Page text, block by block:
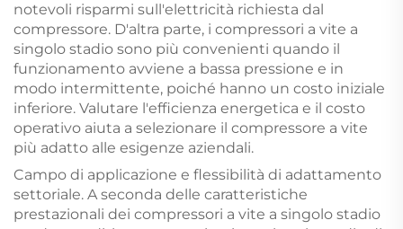
notevoli risparmi sull'elettricità richiesta dal
compressore. D'altra parte, i compressori a vite a
singolo stadio sono più convenienti quando il
funzionamento avviene a bassa pressione e in
modo intermittente, poiché hanno un costo iniziale
inferiore. Valutare l'efficienza energetica e il costo
operativo aiuta a selezionare il compressore a vite
più adatto alle esigenze aziendali.
Campo di applicazione e flessibilità di adattamento
settoriale. A seconda delle caratteristiche
prestazionali dei compressori a vite a singolo stadio